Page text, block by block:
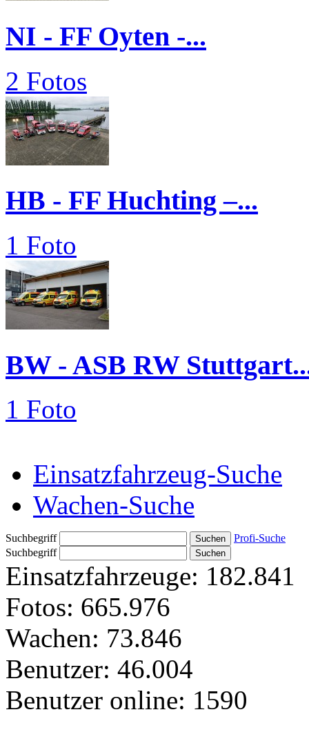
NI - FF Oyten -...
2 Fotos
HB - FF Huchting –...
1 Foto
BW - ASB RW
1 Foto
Einsatzfahrzeug-Suche
Wachen-Suche
Suchbegriff
Profi-Suche
Suchbegriff
Einsatzfahrzeuge: 182.841
Fotos: 665.976
Wachen: 73.846
Benutzer: 46.004
Benutzer online: 1590